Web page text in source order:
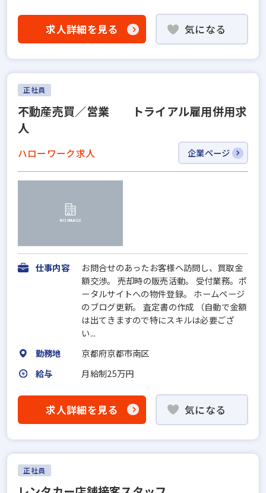
求人詳細を見る 気になる
正社員
不動産売買／営業 トライアル雇用併用求
人
ハローワーク求人 企業ページ
仕事内容
お問合せのあったお客様へ訪問し、買取金
額交渉。 売却時の販売活動。 受付業務。ポ
ータルサイトへの物件登録。 ホームページ
のブログ更新。 査定書の作成 （自動で金額
は出てきますので特にスキルは必要ござ
い...
勤務地
京都府京都市南区
給与
月給制25万円
求人詳細を見る 気になる
正社員